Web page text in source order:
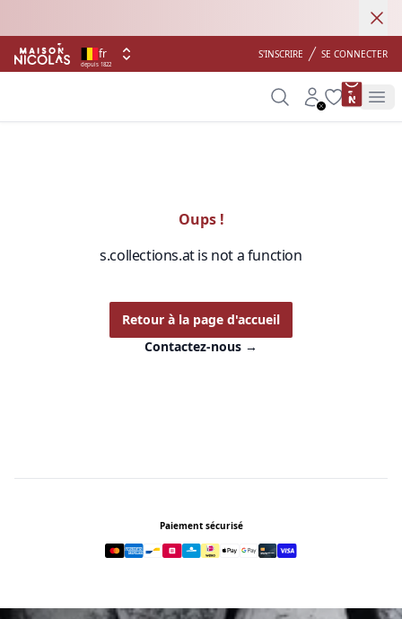
depuis 1822
fr S'INSCRIRE SE CONNECTER
SearchAccount
Wishlist
Oups !
s.collections.at is not a function
Retour à la page d'accueil
Contactez-nous →
Paiement sécurisé